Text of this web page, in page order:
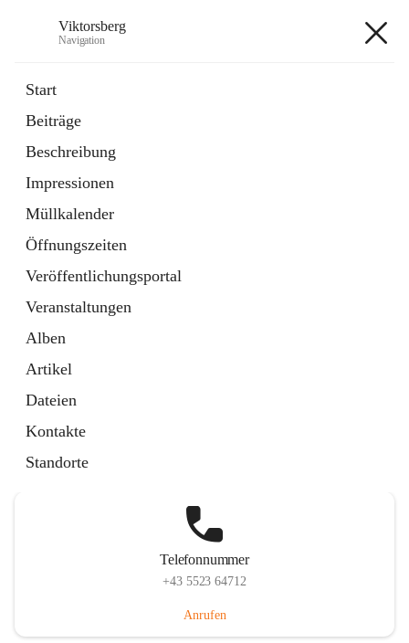
Viktorsberg
Navigation
Start
Beiträge
Beschreibung
Impressionen
Müllkalender
Öffnungszeiten
Veröffentlichungsportal
Veranstaltungen
Alben
Artikel
Dateien
Kontakte
Standorte
1 Schnellzugriff
Bürgerservice
10 Schnellzugriffe
Telefonnummer
+43 5523 64712
Anrufen